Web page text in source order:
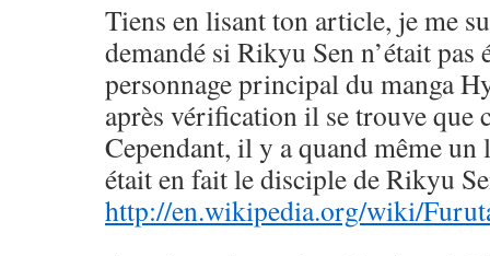
Tiens en lisant ton article, je me
demandé si Rikyu Sen n’était pas
personnage principal du manga
après vérification il se trouve que
Cependant, il y a quand même
était en fait le disciple de Rikyu
http://en.wikipedia.org/wiki/